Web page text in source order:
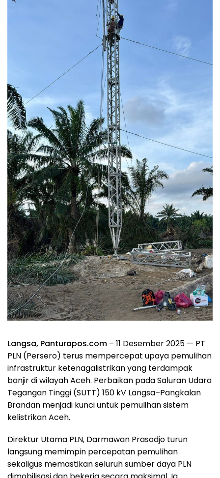
Langsa, Panturapos.com – 11 Desember 2025 — PT
PLN (Persero) terus mempercepat upaya pemulihan
infrastruktur ketenagalistrikan yang terdampak
banjir di wilayah Aceh. Perbaikan pada Saluran Udara
Tegangan Tinggi (SUTT) 150 kV Langsa–Pangkalan
Brandan menjadi kunci untuk pemulihan sistem
kelistrikan Aceh.
Direktur Utama PLN, Darmawan Prasodjo turun
langsung memimpin percepatan pemulihan
sekaligus memastikan seluruh sumber daya PLN